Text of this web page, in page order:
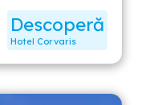
Descoperă
Hotel Corvaris